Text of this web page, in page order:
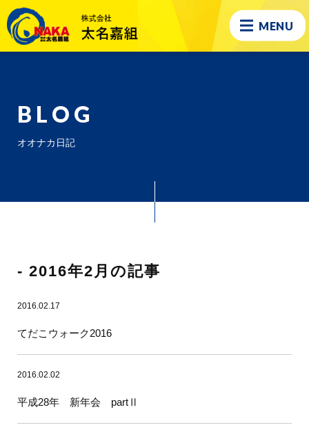
MENU
BLOG
オオナカ日記
- 2016年2月の記事
2016.02.17
てだこウォーク2016
2016.02.02
平成28年 新年会 partⅡ